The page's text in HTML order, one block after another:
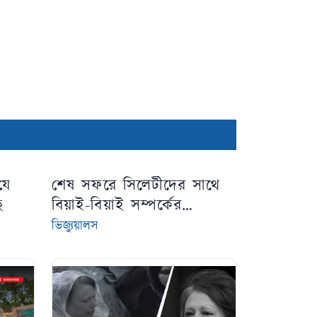
শেষ সফরে সিলেটীদের সাথে
বিয়াই-বিয়াই সম্পর্কের
স্মৃতিচারণ করেন খালেদা জিয়া
ভিজ্যুয়ালস